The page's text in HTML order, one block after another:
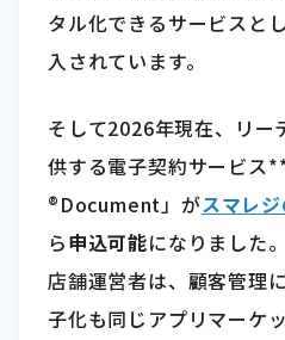
タル化できるサービスと
入されています。
そして2026年現在、リー
供する電子契約サービス
®Document」がスマレ
ら申込可能になりました
店舗運営者は、顧客管理
子化も同じアプリマーケ